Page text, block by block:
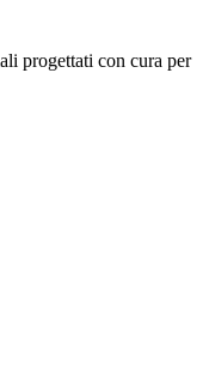
progettati con cura per